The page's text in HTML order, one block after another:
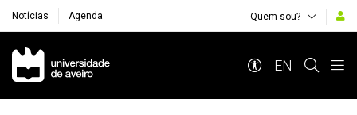
Notícias Agenda Quem sou?
Navegação Principal
EN